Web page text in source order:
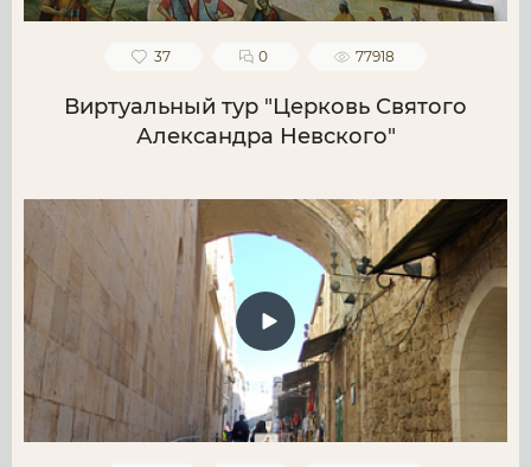
37 0 77918
Виртуальный тур "Церковь Святого
Александра Невского"